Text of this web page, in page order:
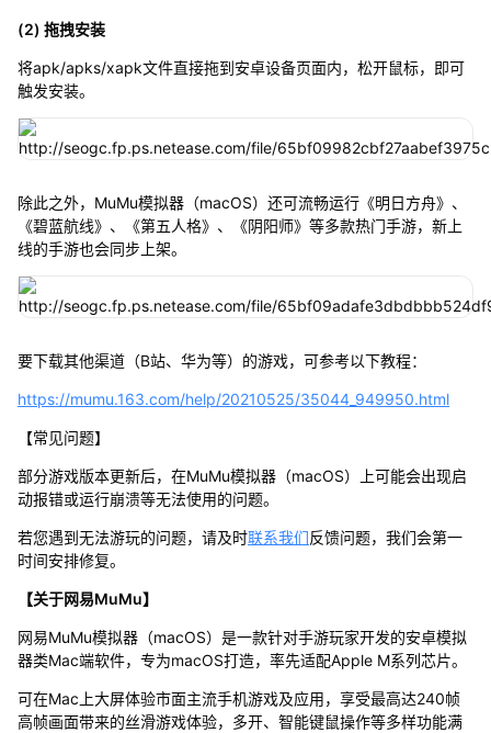
(2) 拖拽安装
将apk/apks/xapk文件直接拖到安卓设备页面内，松开鼠标，即可
触发安装。
除此之外，MuMu模拟器（macOS）还可流畅运行《明日方舟》、
《碧蓝航线》、《第五人格》、《阴阳师》等多款热门手游，新上
线的手游也会同步上架。
要下载其他渠道（B站、华为等）的游戏，可参考以下教程：
https://mumu.163.com/help/20210525/35044_949950.html
【常见问题】
部分游戏版本更新后，在MuMu模拟器（macOS）上可能会出现启
动报错或运行崩溃等无法使用的问题。
若您遇到无法游玩的问题，请及时联系我们反馈问题，我们会第一
时间安排修复。
【关于网易MuMu】
网易MuMu模拟器（macOS）是一款针对手游玩家开发的安卓模拟
器类Mac端软件，专为macOS打造，率先适配Apple M系列芯片。
可在Mac上大屏体验市面主流手机游戏及应用，享受最高达240帧
高帧画面带来的丝滑游戏体验，多开、智能键鼠操作等多样功能满